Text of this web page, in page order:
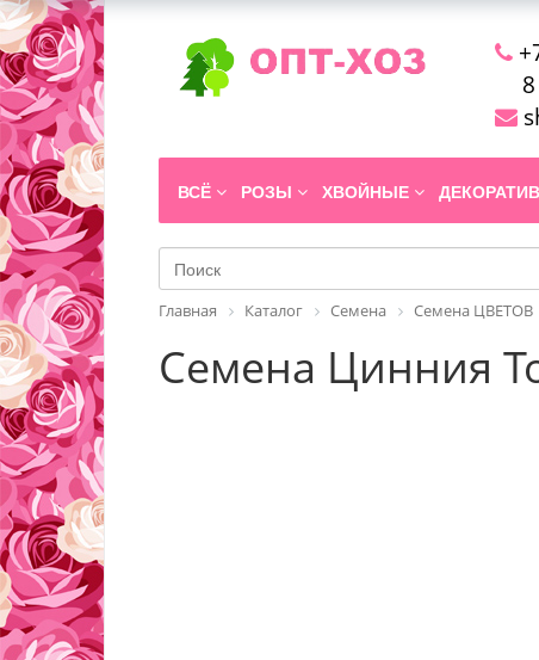
ВСЁ РОЗЫ ХВОЙНЫЕ
Главная Каталог Семена Семена ЦВЕТОВ
Семена Цинния